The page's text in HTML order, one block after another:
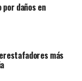
por daños en
más